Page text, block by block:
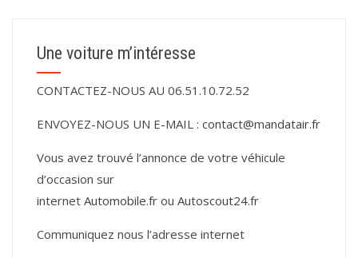
Une voiture m’intéresse
CONTACTEZ-NOUS AU 06.51.10.72.52
ENVOYEZ-NOUS UN E-MAIL : contact@mandatair.fr
Vous avez trouvé l’annonce de votre véhicule
d’occasion sur
internet Automobile.fr ou Autoscout24.fr
Communiquez nous l’adresse internet